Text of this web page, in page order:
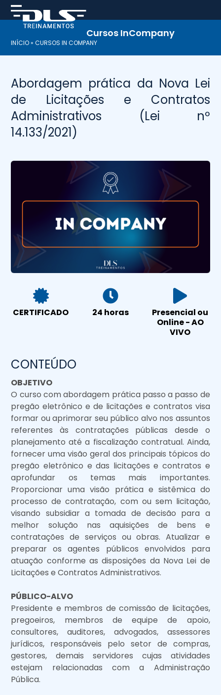
Skip
to
content
Cursos InCompany
INÍCIO»CURSOS IN COMPANY
Abordagem prática da Nova Lei
de Licitações e Contratos
Administrativos (Lei nº
14.133/2021)
CERTIFICADO 24 horas
Presencial ou
Online - AO
VIVO
CONTEÚDO
OBJETIVO
O curso com abordagem prática passo a passo de
pregão eletrônico e de licitações e contratos visa
formar ou aprimorar seu público alvo nos assuntos
referentes às contratações públicas desde o
planejamento até a fiscalização contratual. Ainda,
fornecer uma visão geral dos principais tópicos do
pregão eletrônico e das licitações e contratos e
aprofundar os temas mais importantes.
Proporcionar uma visão prática e sistêmica do
processo de contratação, com ou sem licitação,
visando subsidiar a tomada de decisão para a
melhor solução nas aquisições de bens e
contratações de serviços ou obras. Atualizar e
preparar os agentes públicos envolvidos para
atuação conforme as disposições da Nova Lei de
Licitações e Contratos Administrativos.
PÚBLICO-ALVO
Presidente e membros de comissão de licitações,
pregoeiros, membros de equipe de apoio,
consultores, auditores, advogados, assessores
jurídicos, responsáveis pelo setor de compras,
gestores, demais servidores cujas atividades
estejam relacionadas com a Administração
Pública.